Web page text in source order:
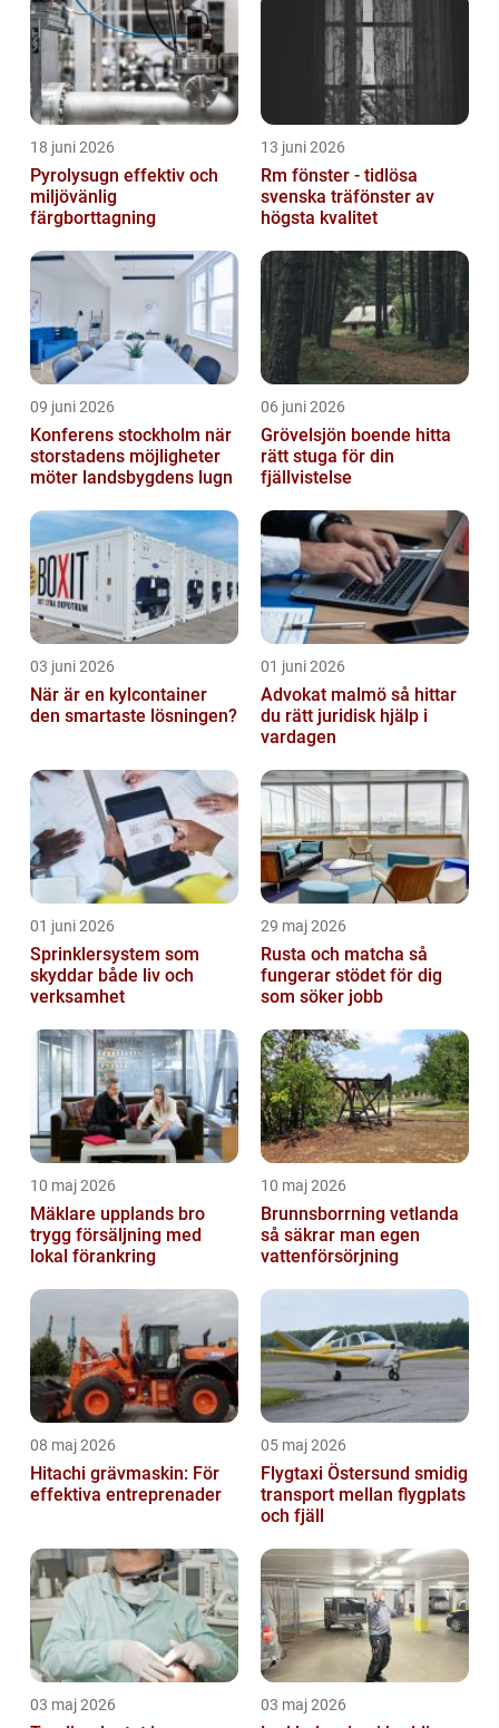
18 juni 2026
Pyrolysugn effektiv och
miljövänlig
färgborttagning
13 juni 2026
Rm fönster - tidlösa
svenska träfönster av
högsta kvalitet
09 juni 2026
Konferens stockholm när
storstadens möjligheter
möter landsbygdens lugn
06 juni 2026
Grövelsjön boende hitta
rätt stuga för din
fjällvistelse
03 juni 2026
När är en kylcontainer
den smartaste lösningen?
01 juni 2026
Advokat malmö så hittar
du rätt juridisk hjälp i
vardagen
01 juni 2026
Sprinklersystem som
skyddar både liv och
verksamhet
29 maj 2026
Rusta och matcha så
fungerar stödet för dig
som söker jobb
10 maj 2026
Mäklare upplands bro
trygg försäljning med
lokal förankring
10 maj 2026
Brunnsborrning vetlanda
så säkrar man egen
vattenförsörjning
08 maj 2026
Hitachi grävmaskin: För
effektiva entreprenader
05 maj 2026
Flygtaxi Östersund smidig
transport mellan flygplats
och fjäll
03 maj 2026 03 maj 2026